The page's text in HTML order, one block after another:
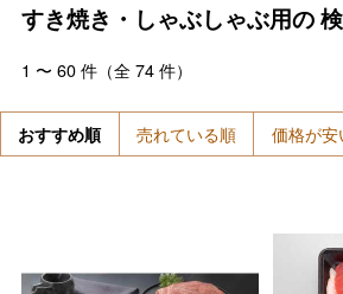
すき焼き・しゃぶしゃぶ用の
1 〜 60件（全 74件）
おすすめ順 売れている順 価格が安